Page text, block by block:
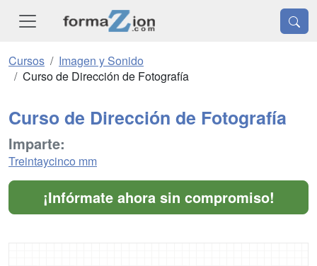
Cursos
Imagen y Sonido
Curso de Dirección de Fotografía
Curso de Dirección de Fotografía
Imparte:
Treintaycinco mm
¡Infórmate ahora sin compromiso!